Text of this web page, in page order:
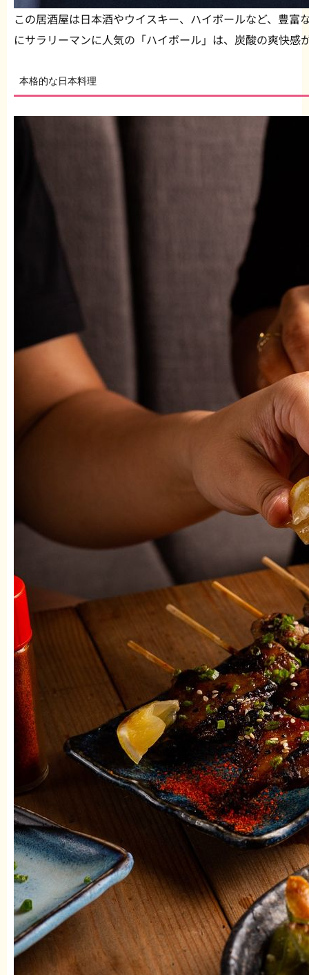
この居酒屋は日本酒やウイスキー、ハイボールなど、豊富
にサラリーマンに人気の「ハイボール」は、炭酸の爽快感
本格的な日本料理